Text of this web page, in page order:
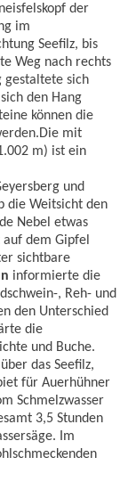
der
im
Seefilz, bis
Weg nach rechts
gestaltete sich
den Hang
können die
Die mit
m) ist ein
und
die Weitsicht den
Nebel etwas
dem Gipfel
sichtbare
informierte die
, Reh- und
den Unterschied
die
und Buche.
das Seefilz,
für Auerhühner
Schmelzwasser
3,5 Stunden
Im